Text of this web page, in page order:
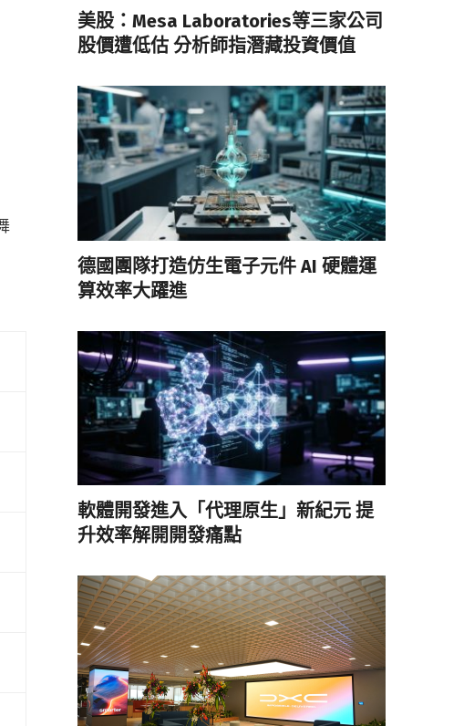
美股：Mesa Laboratories等三家公司
股價遭低估 分析師指潛藏投資價值
德國團隊打造仿生電子元件 AI 硬體運
算效率大躍進
軟體開發進入「代理原生」新紀元 提
升效率解開開發痛點